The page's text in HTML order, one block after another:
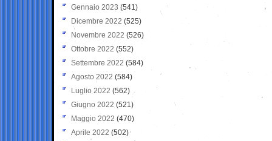
Gennaio 2023 (541)
Dicembre 2022 (525)
Novembre 2022 (526)
Ottobre 2022 (552)
Settembre 2022 (584)
Agosto 2022 (584)
Luglio 2022 (562)
Giugno 2022 (521)
Maggio 2022 (470)
Aprile 2022 (502)